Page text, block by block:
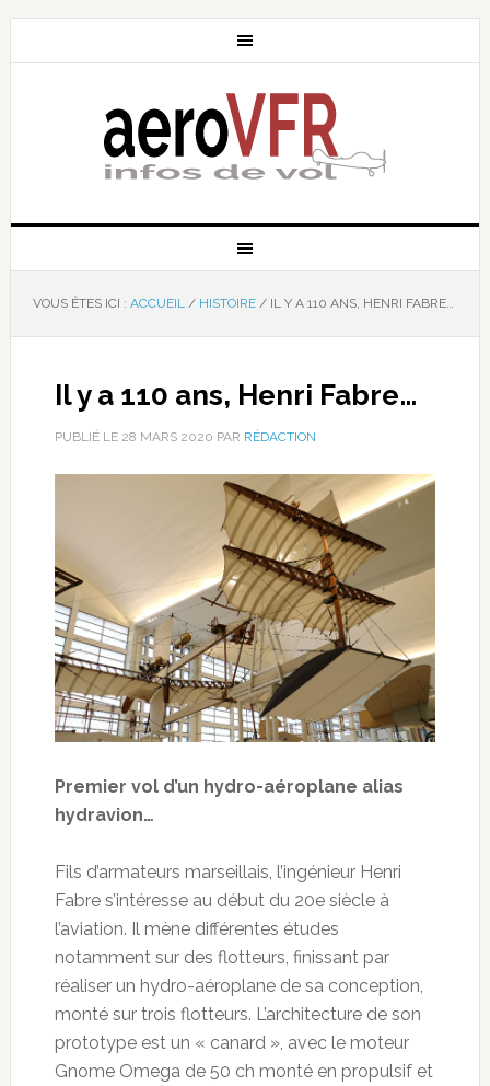
VOUS ÊTES ICI : ACCUEIL / HISTOIRE /IL Y A 110 ANS, HENRI FABRE…
Il y a 110 ans, Henri Fabre…
PUBLIÉ LE 28 MARS 2020 PAR RÉDACTION
Premier vol d’un hydro-aéroplane alias
hydravion…
Fils d’armateurs marseillais, l’ingénieur Henri
Fabre s’intéresse au début du 20e siècle à
l’aviation. Il mène différentes études
notamment sur des flotteurs, finissant par
réaliser un hydro-aéroplane de sa conception,
monté sur trois flotteurs. L’architecture de son
prototype est un « canard », avec le moteur
Gnome Omega de 50 ch monté en propulsif et